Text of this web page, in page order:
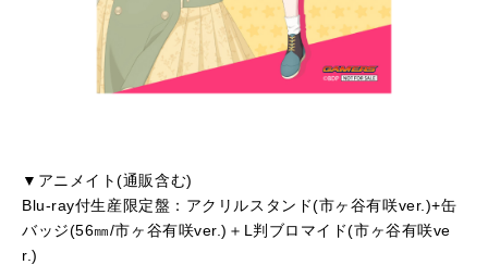
▼アニメイト(通販含む)
Blu-ray付生産限定盤：アクリルスタンド(市ヶ谷有咲ver.)+缶
バッジ(56㎜/市ヶ谷有咲ver.)＋L判ブロマイド(市ヶ谷有咲ve
r.)